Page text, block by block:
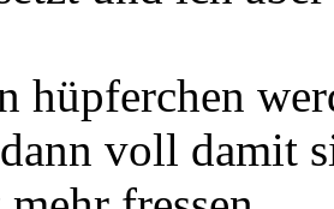
hüpferchen
voll damit